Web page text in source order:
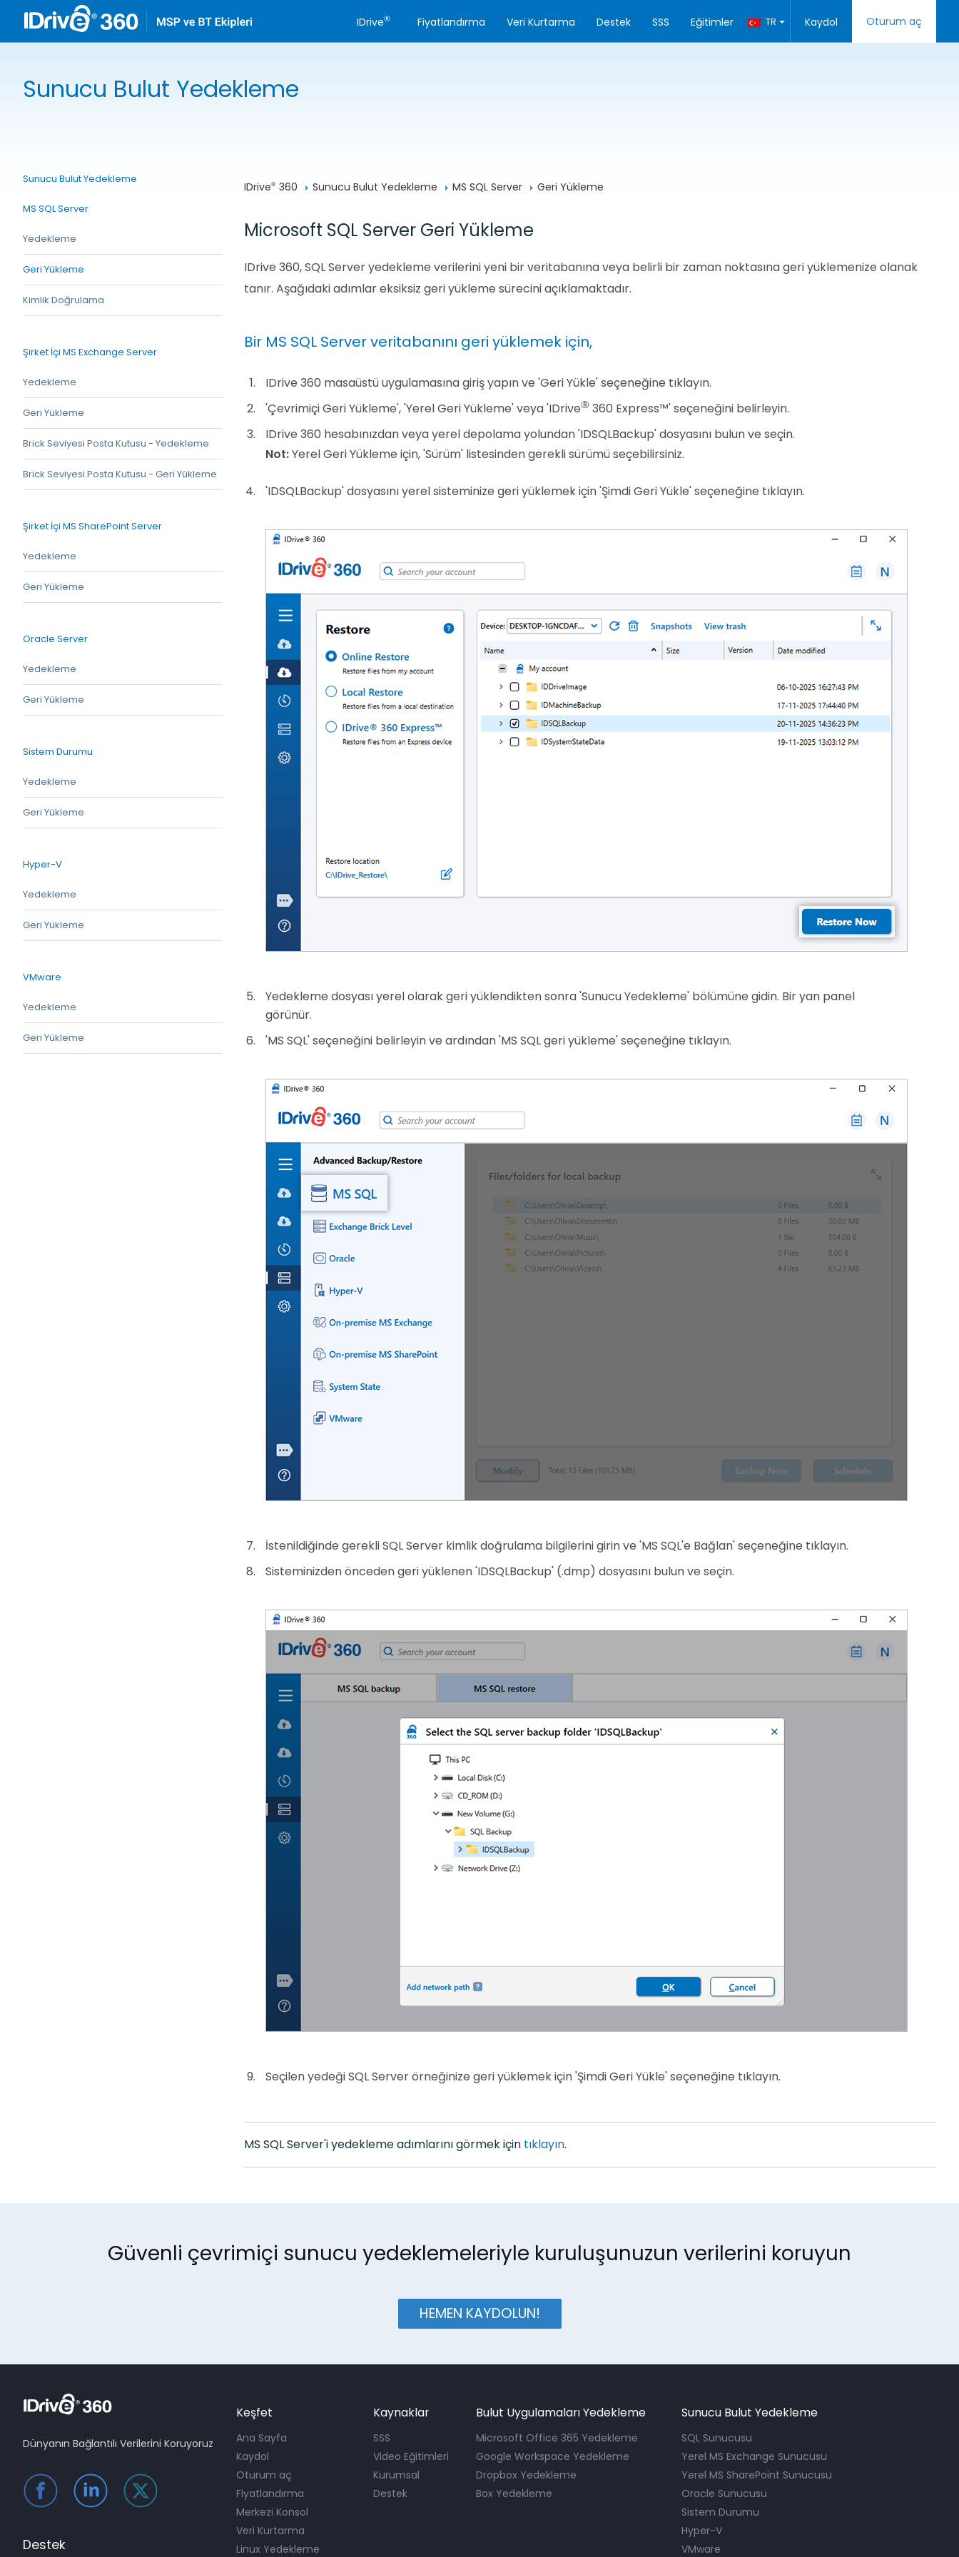
Kaydol Oturum aç
TR
IDrive® Fiyatlandırma Veri Kurtarma Destek SSS Eğitimler
Sunucu Bulut Yedekleme
Sunucu Bulut Yedekleme
MS SQL Server
Yedekleme
Geri Yükleme
Kimlik Doğrulama
Şirket İçi MS Exchange Server
Yedekleme
Geri Yükleme
Brick Seviyesi Posta Kutusu - Yedekleme
Brick Seviyesi Posta Kutusu - Geri Yükleme
Şirket İçi MS SharePoint Server
Yedekleme
Geri Yükleme
Oracle Server
Yedekleme
Geri Yükleme
Sistem Durumu
Yedekleme
Geri Yükleme
Hyper-V
Yedekleme
Geri Yükleme
VMware
Yedekleme
Geri Yükleme
IDrive® 360 Sunucu Bulut Yedekleme MS SQL Server Geri Yükleme
Microsoft SQL Server Geri Yükleme
IDrive 360, SQL Server yedekleme verilerini yeni bir veritabanına veya belirli bir zaman noktasına geri yüklemenize olanak
tanır. Aşağıdaki adımlar eksiksiz geri yükleme sürecini açıklamaktadır.
Bir MS SQL Server veritabanını geri yüklemek için,
IDrive 360 masaüstü uygulamasına giriş yapın ve 'Geri Yükle' seçeneğine tıklayın.
'Çevrimiçi Geri Yükleme', 'Yerel Geri Yükleme' veya 'IDrive® 360 Express™' seçeneğini belirleyin.
IDrive 360 hesabınızdan veya yerel depolama yolundan 'IDSQLBackup' dosyasını bulun ve seçin.
Not:Yerel Geri Yükleme için, 'Sürüm' listesinden gerekli sürümü seçebilirsiniz.
'IDSQLBackup' dosyasını yerel sisteminize geri yüklemek için 'Şimdi Geri Yükle' seçeneğine tıklayın.
Yedekleme dosyası yerel olarak geri yüklendikten sonra 'Sunucu Yedekleme' bölümüne gidin. Bir yan panel
görünür.
'MS SQL' seçeneğini belirleyin ve ardından 'MS SQL geri yükleme' seçeneğine tıklayın.
İstenildiğinde gerekli SQL Server kimlik doğrulama bilgilerini girin ve 'MS SQL'e Bağlan' seçeneğine tıklayın.
Sisteminizden önceden geri yüklenen 'IDSQLBackup' (.dmp) dosyasını bulun ve seçin.
Seçilen yedeği SQL Server örneğinize geri yüklemek için 'Şimdi Geri Yükle' seçeneğine tıklayın.
MS SQL Server'i yedekleme adımlarını görmek için tıklayın.
Güvenli çevrimiçi sunucu yedeklemeleriyle kuruluşunuzun verilerini koruyun
HEMEN KAYDOLUN!
Dünyanın Bağlantılı Verilerini Koruyoruz
Destek
Keşfet
Ana Sayfa
Kaydol
Oturum aç
Fiyatlandırma
Merkezi Konsol
Veri Kurtarma
Linux Yedekleme
Kaynaklar
SSS
Video Eğitimleri
Kurumsal
Destek
Bulut Uygulamaları Yedekleme
Microsoft Office 365 Yedekleme
Google Workspace Yedekleme
Dropbox Yedekleme
Box Yedekleme
Sunucu Bulut Yedekleme
SQL Sunucusu
Yerel MS Exchange Sunucusu
Yerel MS SharePoint Sunucusu
Oracle Sunucusu
Sistem Durumu
Hyper-V
VMware